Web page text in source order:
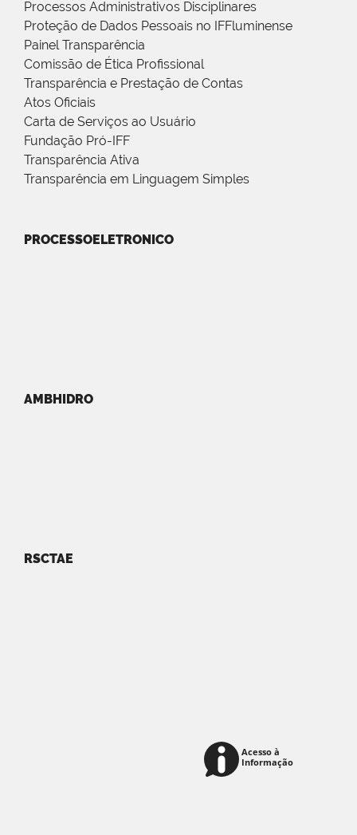
Processos Administrativos Disciplinares
Proteção de Dados Pessoais no IFFluminense
Painel Transparência
Comissão de Ética Profissional
Transparência e Prestação de Contas
Atos Oficiais
Carta de Serviços ao Usuário
Fundação Pró-IFF
Transparência Ativa
Transparência em Linguagem Simples
PROCESSOELETRONICO
AMBHIDRO
RSCTAE